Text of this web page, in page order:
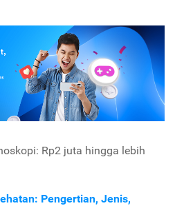
Rp2 juta hingga lebih
Pengertian, Jenis,